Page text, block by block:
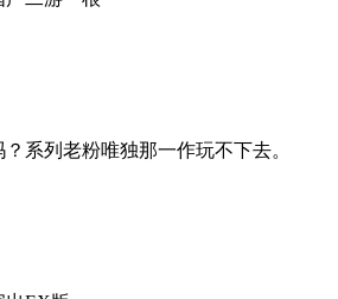
系列老粉唯独那一作玩不下去。